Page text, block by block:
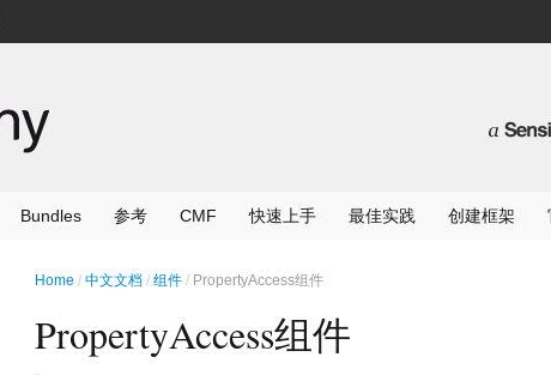
Bundles 参考 CMF 快速上手 最佳实践 创建框架
Home 中文文档 组件 PropertyAccess组件
PropertyAccess组件